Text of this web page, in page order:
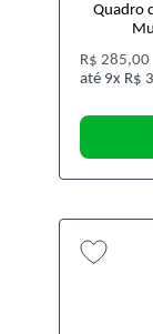
Quadro
R$ 285,00
9x R$